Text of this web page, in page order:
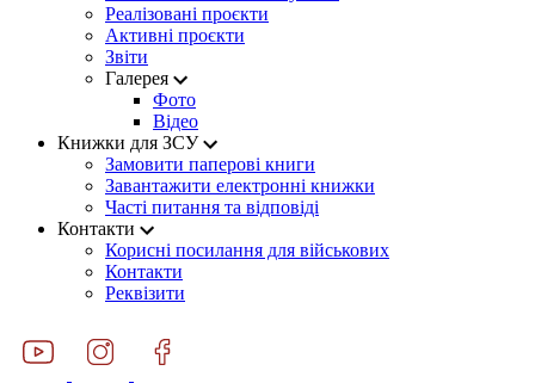
Реалізовані проєкти
Активні проєкти
Звіти
Галерея
Фото
Відео
Книжки для ЗСУ
Замовити паперові книги
Завантажити електронні книжки
Часті питання та відповіді
Контакти
Корисні посилання для військових
Контакти
Реквізити